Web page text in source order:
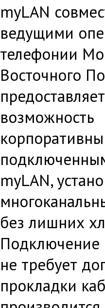
myLAN
ведущими
телефонии
Восточного
предоставляет
возможность
myLAN,
без лишних
Подключение
не требует
прокладки